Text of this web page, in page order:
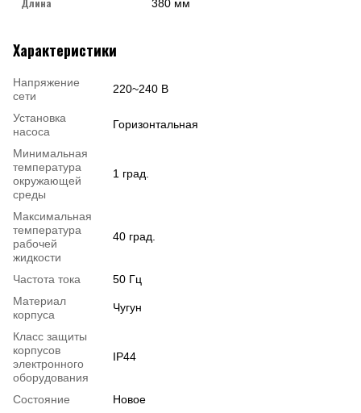
Длина 380 мм
Характеристики
Напряжение
сети
220~240 В
Установка
насоса
Горизонтальная
Минимальная
температура
окружающей
среды
1 град.
Максимальная
температура
рабочей
жидкости
40 град.
Частота тока
50 Гц
Материал
корпуса
Чугун
Класс защиты
корпусов
электронного
оборудования
IP44
Состояние
Новое